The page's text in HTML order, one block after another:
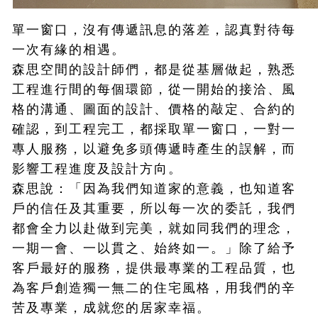
單一窗口，沒有傳遞訊息的落差，認真對待每
一次有緣的相遇。
森思空間的設計師們，都是從基層做起，熟悉
工程進行間的每個環節，從一開始的接洽、風
格的溝通、圖面的設計、價格的敲定、合約的
確認，到工程完工，都採取單一窗口，一對一
專人服務，以避免多頭傳遞時產生的誤解，而
影響工程進度及設計方向。
森思說：「因為我們知道家的意義，也知道客
戶的信任及其重要，所以每一次的委託，我們
都會全力以赴做到完美，就如同我們的理念，
一期一會、一以貫之、始終如一。」除了給予
客戶最好的服務，提供最專業的工程品質，也
為客戶創造獨一無二的住宅風格，用我們的辛
苦及專業，成就您的居家幸福。